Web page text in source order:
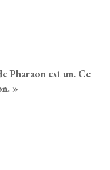
Pharaon est un. Ce
»